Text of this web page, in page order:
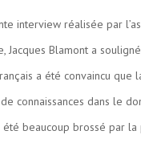
interview réalisée par
Jacques Blamont a
a été convaincu que
connaissances dans le
beaucoup brossé par la